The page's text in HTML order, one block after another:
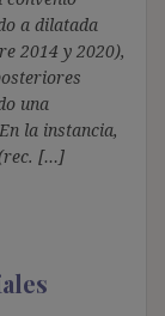
a dilatada
2014 y 2020),
una
la instancia,
[…]